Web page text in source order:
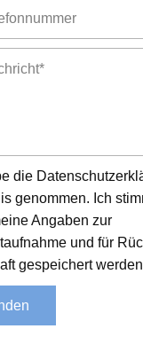
die
genommen. Ich
Angaben zur
und für
gespeichert